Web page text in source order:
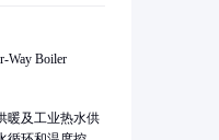
Way Boiler
暖及工业热水供